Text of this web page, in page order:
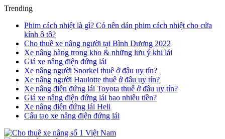
Trending
Phim cách nhiệt là gì? Có nên dán phim cách nhiệt cho cửa
kính ô tô?
Cho thuê xe nâng người tại Bình Dương 2022
Xe nâng hàng trong kho & những lưu ý khi lái
Giá xe nâng điện đứng lái
Xe nâng người Snorkel thuê ở đâu uy tín?
Xe nâng người Haulotte thuê ở đâu uy tín?
Xe nâng điện đứng lái Toyota thuê ở đâu uy tín?
Giá xe nâng điện đứng lái bao nhiêu tiền?
Xe nâng điện đứng lái Heli
Cấu tạo xe nâng điện đứng lái